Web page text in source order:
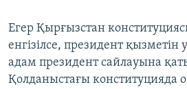
Егер Қырғызстан
енгізілсе, президент
адам президент сайлауына
Қолданыстағы конституцияда